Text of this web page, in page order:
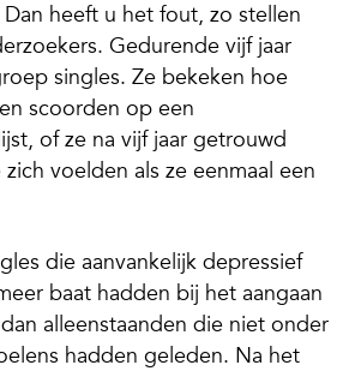
heeft u het fout, zo stellen
Gedurende vijf jaar
singles. Ze bekeken hoe
scoorden op een
of ze na vijf jaar getrouwd
voelden als ze eenmaal een
die aanvankelijk depressief
baat hadden bij het aangaan
alleenstaanden die niet onder
hadden geleden. Na het